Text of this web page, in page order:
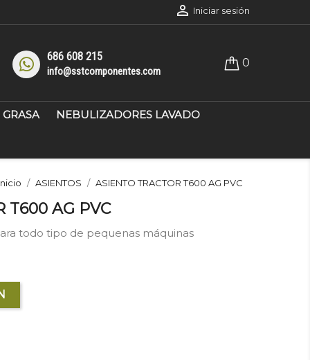
 Iniciar sesión
686 608 215
info@sstcomponentes.com
0
GRASA NEBULIZADORES LAVADO
ASIENTOS ASIENTO TRACTOR T600 AG PVC
T600 AG PVC
todo tipo de pequenas máquinas